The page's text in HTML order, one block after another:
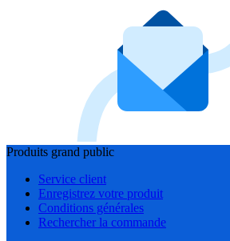
Produits grand public
Service client
Enregistrez votre produit
Conditions générales
Rechercher la commande